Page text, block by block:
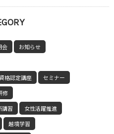
会 お知らせ
格認定講座 セミナー
修
講習 女性活躍推進
越境学習